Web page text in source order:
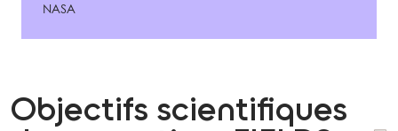
NASA
Objectifs scientifiques